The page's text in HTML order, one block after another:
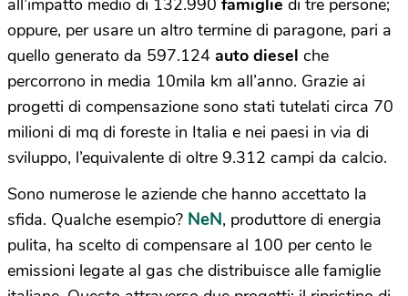
all’impatto medio di 132.990 famiglie di tre persone;
oppure, per usare un altro termine di paragone, pari a
quello generato da 597.124 auto diesel che
percorrono in media 10mila km all’anno. Grazie ai
progetti di compensazione sono stati tutelati circa 70
milioni di mq di foreste in Italia e nei paesi in via di
sviluppo, l’equivalente di oltre 9.312 campi da calcio.
Sono numerose le aziende che hanno accettato la
sfida. Qualche esempio? NeN, produttore di energia
pulita, ha scelto di compensare al 100 per cento le
emissioni legate al gas che distribuisce alle famiglie